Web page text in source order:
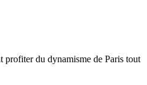
profiter du dynamisme de Paris tout